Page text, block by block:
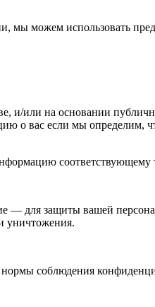
мы можем использовать
и/или на основании
вас если мы определим,
соответствующему
— для защиты вашей
уничтожения.
соблюдения